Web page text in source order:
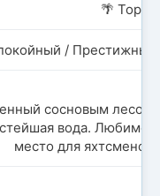
🌴 Торба
/ Престижный
сосновым лесом.
вода. Любимое
место для яхтсменов.